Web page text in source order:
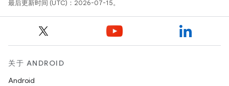
最后更新时间 (UTC)：2026-07-15。
关于 ANDROID
Android